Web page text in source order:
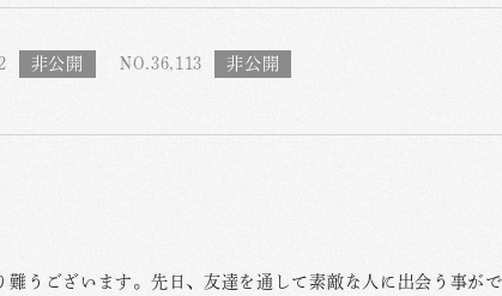
NO.36,113
うございます。先日、友達を通して素敵な人に出会う事が